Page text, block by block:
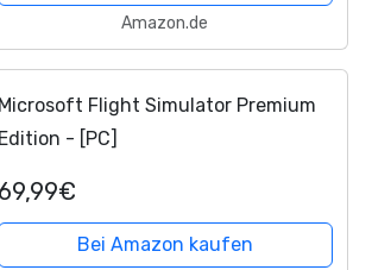
Amazon.de
Microsoft Flight Simulator Premium
Edition - [PC]
69,99€
Bei Amazon kaufen